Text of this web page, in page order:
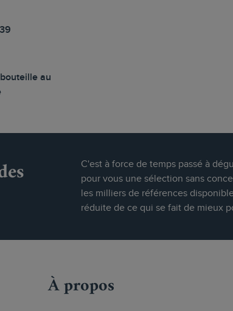
au
C'est à force de temps passé à
pour vous une sélection sans
les milliers de références
réduite de ce qui se fait de mieux
À propos